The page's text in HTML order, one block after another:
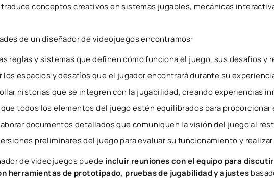
conceptos creativos en sistemas jugables, mecánicas
de un diseñador de videojuegos encontramos:
reglas y sistemas que definen cómo funciona el juego, sus desafíos y
los espacios y desafíos que el jugador encontrará durante su
historias que se integren con la jugabilidad, creando experiencias
todos los elementos del juego estén equilibrados para proporcionar
documentos detallados que comuniquen la visión del juego al
preliminares del juego para evaluar su funcionamiento y
de videojuegos puede incluir reuniones con el equipo para
herramientas de prototipado, pruebas de jugabilidad y ajustes